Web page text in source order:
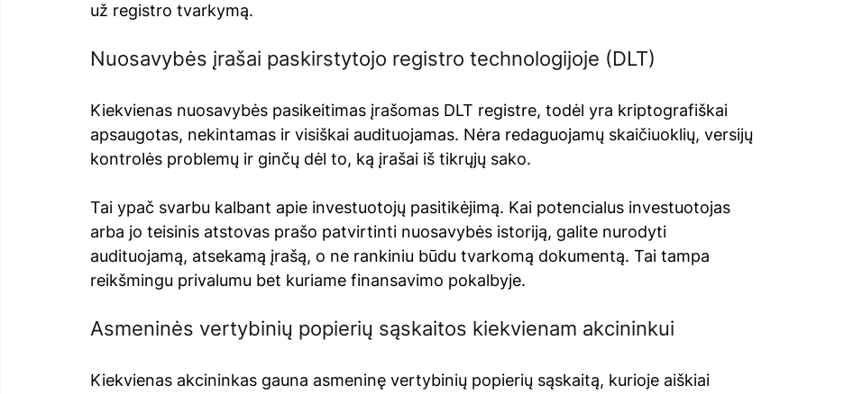
už registro tvarkymą.
Nuosavybės įrašai paskirstytojo registro technologijoje (DLT)
Kiekvienas nuosavybės pasikeitimas įrašomas DLT registre, todėl yra kriptografiškai
apsaugotas, nekintamas ir visiškai audituojamas. Nėra redaguojamų skaičiuoklių, versijų
kontrolės problemų ir ginčų dėl to, ką įrašai iš tikrųjų sako.
Tai ypač svarbu kalbant apie investuotojų pasitikėjimą. Kai potencialus investuotojas
arba jo teisinis atstovas prašo patvirtinti nuosavybės istoriją, galite nurodyti
audituojamą, atsekamą įrašą, o ne rankiniu būdu tvarkomą dokumentą. Tai tampa
reikšmingu privalumu bet kuriame finansavimo pokalbyje.
Asmeninės vertybinių popierių sąskaitos kiekvienam akcininkui
Kiekvienas akcininkas gauna asmeninę vertybinių popierių sąskaitą, kurioje aiškiai